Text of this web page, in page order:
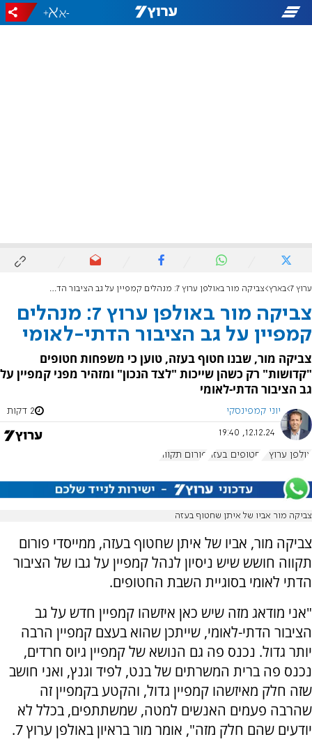
-
+
ערוץ 7 בארץ צביקה מור באולפן ערוץ 7: מנהלים קמפיין על גב הציבור הדתי-לאומי
צביקה מור באולפן ערוץ 7: מנהלים
קמפיין על גב הציבור הדתי-לאומי
צביקה מור, שבנו חטוף בעזה, טוען כי משפחות חטופים
"קדושות" רק כשהן שייכות "לצד הנכון" ומזהיר מפני קמפיין על
גב הציבור הדתי-לאומי
יוני קמפינסקי 2 דקות
12.12.24, 19:40
אולפן ערוץ 7 חטופים בעזה פורום תקווה
צביקה מור אביו של איתן שחטוף בעזה
צביקה מור, אביו של איתן שחטוף בעזה, ממייסדי פורום
תקווה חושש שיש ניסיון לנהל קמפיין על גבו של הציבור
הדתי לאומי בסוגיית השבת החטופים.
"אני מודאג מזה שיש כאן איזשהו קמפיין חדש על גב
הציבור הדתי-לאומי, שייתכן שהוא בעצם קמפיין הרבה
יותר גדול. נכנס פה גם הנושא של קמפיין גיוס חרדים,
נכנס פה ברית המשרתים של בנט, לפיד וגנץ, ואני חושב
שזה חלק מאיזשהו קמפיין גדול, והקטע בקמפיין זה
שהרבה פעמים האנשים למטה, שמשתתפים, בכלל לא
יודעים שהם חלק מזה", אומר מור בראיון באולפן ערוץ 7.